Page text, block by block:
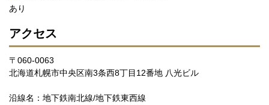
あり
アクセス
〒060-0063
北海道札幌市中央区南3条西8丁目12番地 八光ビル
沿線名：地下鉄南北線/地下鉄東西線